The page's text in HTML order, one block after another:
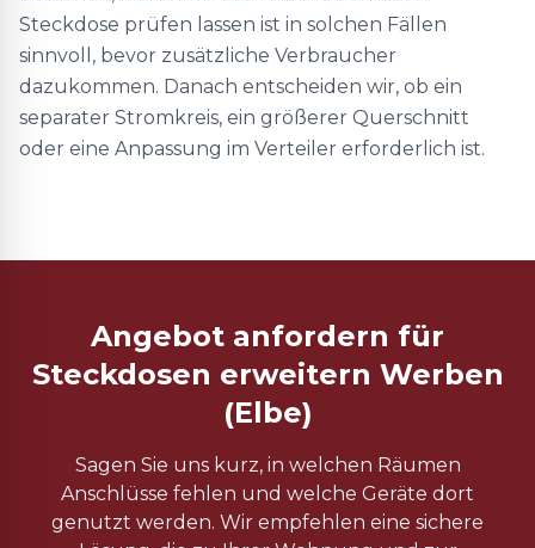
Steckdose prüfen lassen ist in solchen Fällen
sinnvoll, bevor zusätzliche Verbraucher
dazukommen. Danach entscheiden wir, ob ein
separater Stromkreis, ein größerer Querschnitt
oder eine Anpassung im Verteiler erforderlich ist.
Angebot anfordern für
Steckdosen erweitern Werben
(Elbe)
Sagen Sie uns kurz, in welchen Räumen
Anschlüsse fehlen und welche Geräte dort
genutzt werden. Wir empfehlen eine sichere